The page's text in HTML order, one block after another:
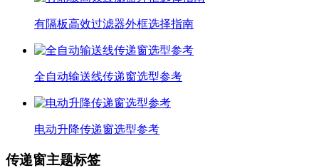
有隔板高效过滤器外框选择指南
全自动输送线传递窗选型参考
电动升降传递窗选型参考
传递窗主题标签